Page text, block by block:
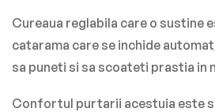
Cureaua reglabila care o sustine
catarama care se inchide
sa puneti si sa scoateti prastia in
Confortul purtarii acestuia este